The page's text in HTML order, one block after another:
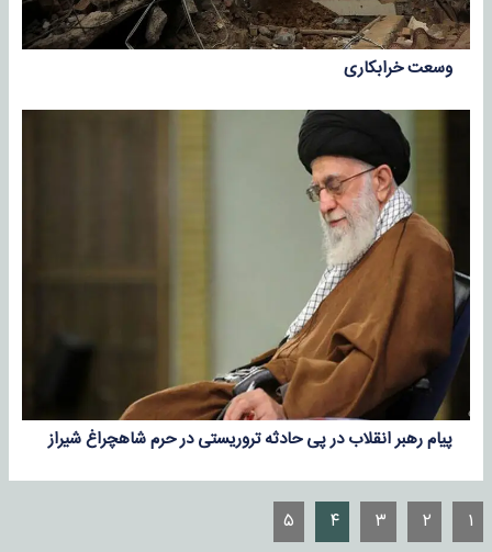
وسعت خرابکاری
پیام رهبر انقلاب در پی حادثه تروریستی در حرم شاهچراغ شیراز
۱ ۲ ۳ ۴ ۵